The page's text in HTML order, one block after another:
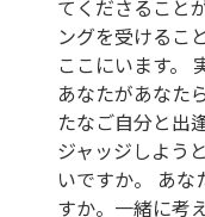
てくださること
ングを受けるこ
ここにいます。
あなたがあなた
たなご自分と出
ジャッジしよう
いですか。 あな
すか。一緒に考